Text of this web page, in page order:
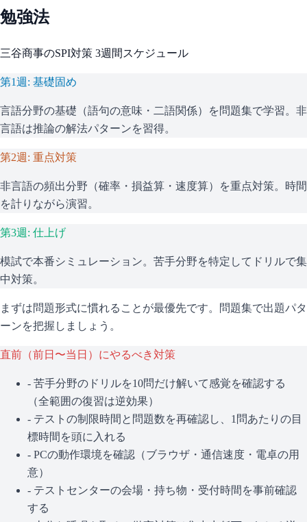
勉強法
三谷商事のSPI対策 3週間スケジュール
第1週: 基礎固め
言語分野の基礎（語句の意味・二語関係）を問題集で学習。非
言語は推論の解法パターンを習得。
第2週: 重点対策
非言語の頻出分野（確率・損益算・速度算）を重点対策。時間
を計りながら演習。
第3週: 仕上げ
模試で本番シミュレーション。苦手分野を特定してドリルで集
中対策。
まずは問題形式に慣れることが最優先です。問題集で出題パタ
ーンを把握しましょう。
直前（前日〜当日）にやるべき対策
- 苦手分野のドリルを10問だけ解いて感覚を確認する
（全範囲の復習は逆効果）
- テストの制限時間と問題数を再確認し、1問あたりの目
標時間を頭に入れる
- PCの動作環境を確認（ブラウザ・通信速度・電卓の用
意）
- テストセンターの会場・持ち物・受付時間を事前確認
する